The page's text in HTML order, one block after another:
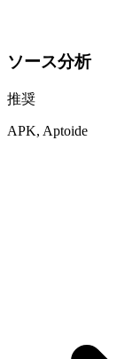
ソース分析
推奨
APK, Aptoide